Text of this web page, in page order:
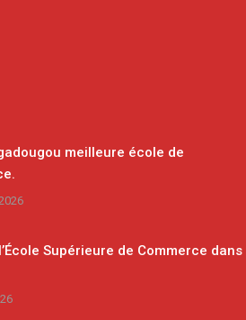
meilleure école de
Supérieure de Commerce dans